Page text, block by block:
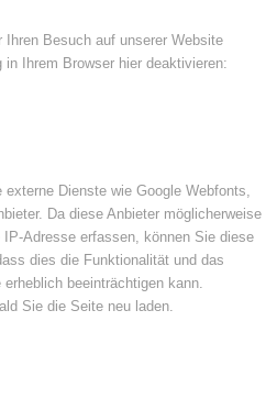
Besuch auf unserer Website
Ihrem Browser hier deaktivieren:
Dienste wie Google Webfonts,
Da diese Anbieter möglicherweise
Adresse erfassen, können Sie diese
dies die Funktionalität und das
beeinträchtigen kann.
Sie die Seite neu laden.